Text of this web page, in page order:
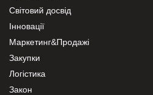
Світовий досвід
Інновації
Маркетинг&Продажі
Закупки
Логістика
Закон